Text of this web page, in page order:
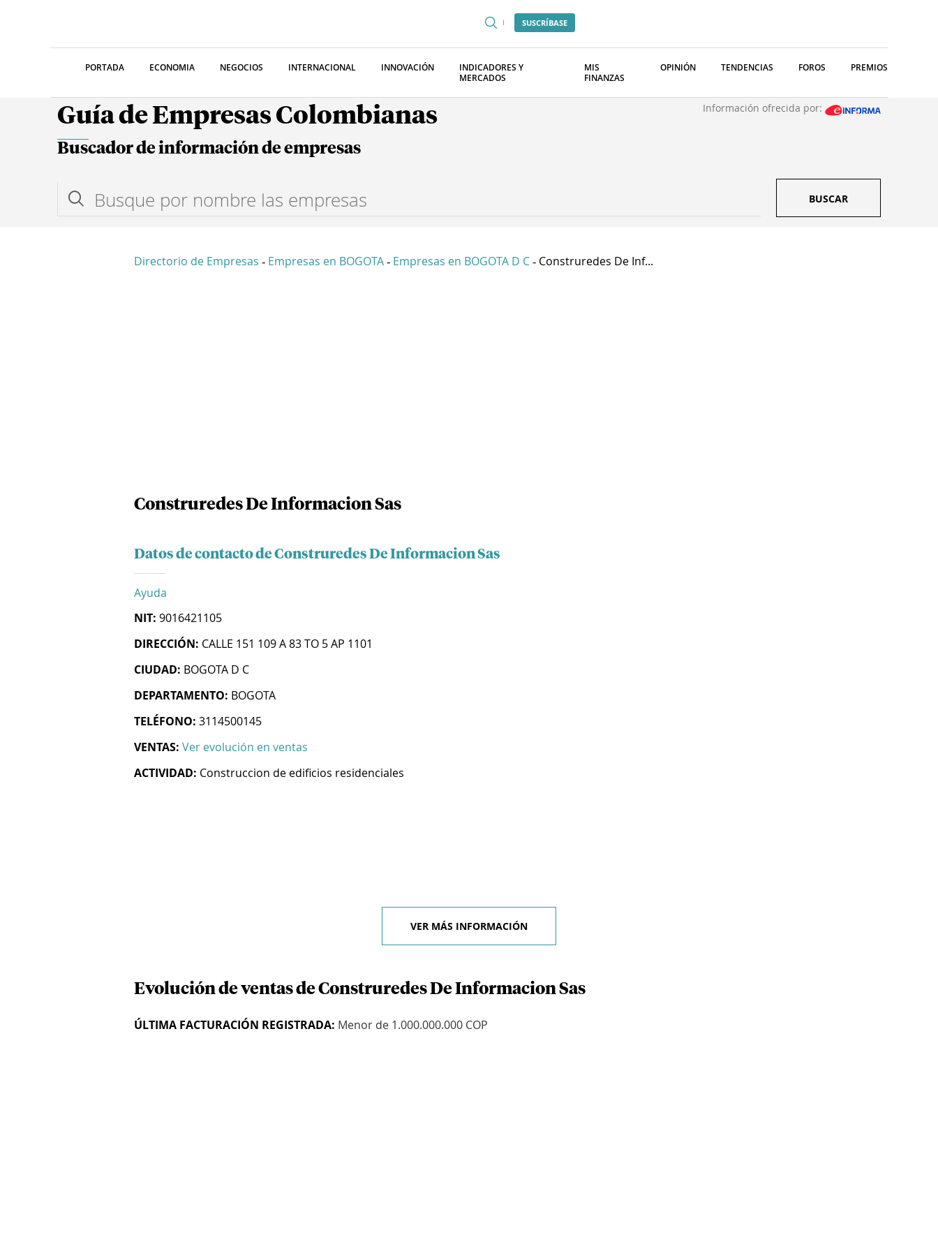
SUSCRÍBASE
PORTADA ECONOMIA NEGOCIOS INTERNACIONAL INNOVACIÓN
INDICADORES Y
MERCADOS
MIS
FINANZAS
OPINIÓN TENDENCIAS FOROS PREMIOS
Guía de Empresas Colombianas Información ofrecida por:
Buscador de información de empresas
BUSCAR
Directorio de Empresas - Empresas en BOGOTA - Empresas en BOGOTA D C - Construredes De Inf...
Construredes De Informacion Sas
Datos de contacto de Construredes De Informacion Sas
Ayuda
NIT: 9016421105
DIRECCIÓN: CALLE 151 109 A 83 TO 5 AP 1101
CIUDAD: BOGOTA D C
DEPARTAMENTO: BOGOTA
TELÉFONO: 3114500145
VENTAS: Ver evolución en ventas
ACTIVIDAD: Construccion de edificios residenciales
VER MÁS INFORMACIÓN
Evolución de ventas de Construredes De Informacion Sas
ÚLTIMA FACTURACIÓN REGISTRADA: Menor de 1.000.000.000 COP